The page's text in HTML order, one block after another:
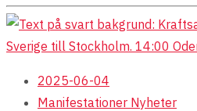
2025-06-04
Manifestationer Nyheter